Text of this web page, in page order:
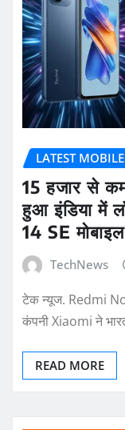
LATEST MOBILE
15 हजार से
हुआ इंडिया में
14 SE मोबाइल
TechNews
टेक न्यूज. Redmi
कंपनी Xiaomi ने
READ MORE